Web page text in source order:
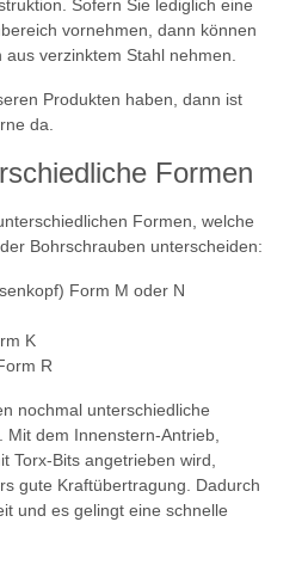
Sofern Sie lediglich eine
vornehmen, dann können
verzinktem Stahl nehmen.
Produkten haben, dann ist
da.
Formen
Formen, welche
Bohrschrauben unterscheiden:
Form M oder N
K
R
nochmal unterschiedliche
dem Innenstern-Antrieb,
Torx-Bits angetrieben wird,
gute Kraftübertragung. Dadurch
und es gelingt eine schnelle